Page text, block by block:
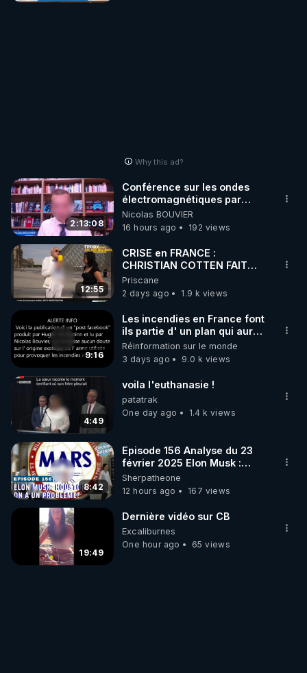
Why this ad?
2:13:08
Conférence sur les ondes
électromagnétiques par
Grégoire Caustru et Bart de
Wever !
Nicolas BOUVIER
16 hours ago
192 views
12:55
CRISE en FRANCE :
CHRISTIAN COTTEN FAIT
une étrange découverte
Priscane
2 days ago
1.9 k views
9:16
Les incendies en France font
ils partie d' un plan qui aurait
débuté le 11 septembre 2001
?
Réinformation sur le monde
3 days ago
9.0 k views
4:49
voila l'euthanasie !
patatrak
One day ago
1.4 k views
8:42
Episode 156 Analyse du 23
février 2025 Elon Musk :
Houston , on a un problème !
Sherpatheone
12 hours ago
167 views
19:49
Dernière vidéo sur CB
Excaliburnes
One hour ago
65 views